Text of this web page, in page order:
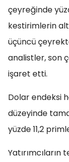
çeyreğinde
kestirimlerin
üçüncü
analistler, son
işaret etti.
Dolar endeksi
düzeyinde
yüzde 11,2